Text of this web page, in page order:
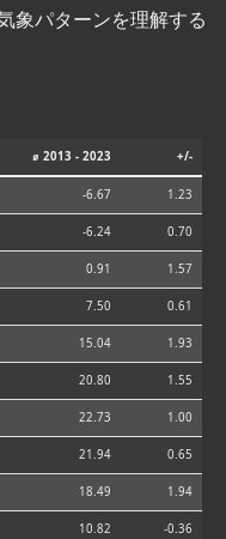
象パターンを理解する
⌀ 2013 - 2023 +/-
-6.67 1.23
-6.24 0.70
0.91 1.57
7.50 0.61
15.04 1.93
20.80 1.55
22.73 1.00
21.94 0.65
18.49 1.94
10.82 -0.36